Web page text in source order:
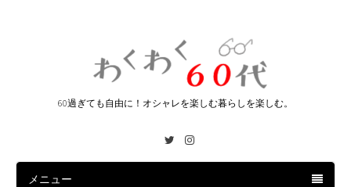
60過ぎても自由に！オシャレを楽しむ暮らしを楽しむ。
TwitterInstagram
メニュー